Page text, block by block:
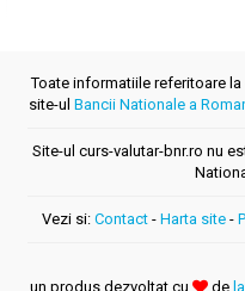
Toate informatiile referitoare
site-ul Bancii Nationale a
Site-ul curs-valutar-bnr.ro nu
Vezi si: Contact - Harta site -
un produs dezvoltat cu de